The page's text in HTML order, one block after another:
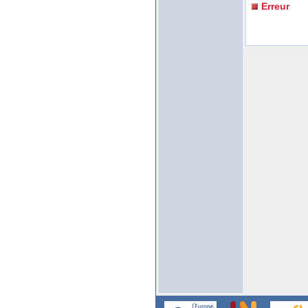
Erreur